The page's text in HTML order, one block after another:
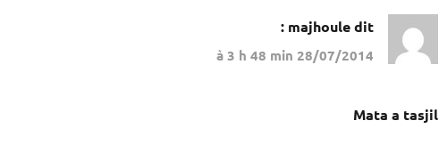
majhouledit :
28/07/2014 à 3 h 48 min
Mata a tasjil